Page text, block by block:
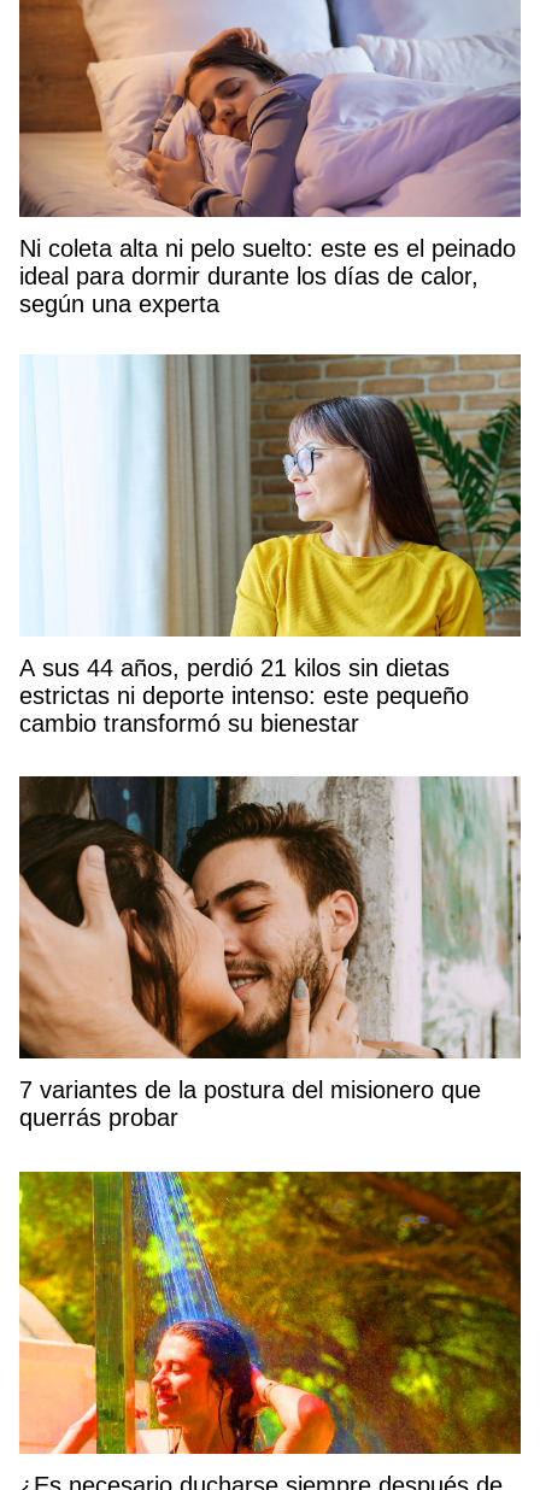
Ni coleta alta ni pelo suelto: este es el peinado
ideal para dormir durante los días de calor,
según una experta
A sus 44 años, perdió 21 kilos sin dietas
estrictas ni deporte intenso: este pequeño
cambio transformó su bienestar
7 variantes de la postura del misionero que
querrás probar